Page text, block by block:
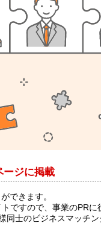
ージに掲載
できます。
ですので、事業のPRに
士のビジネスマッチン